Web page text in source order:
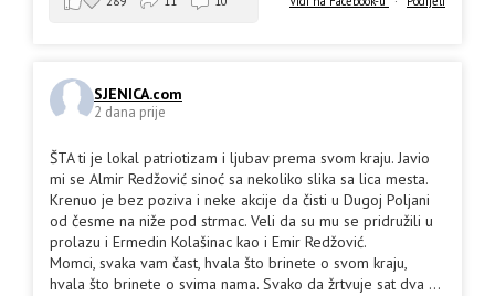
SJENICA.com
2 dana prije
ŠTA ti je lokal patriotizam i ljubav prema svom kraju. Javio
mi se Almir Redžović sinoć sa nekoliko slika sa lica mesta.
Krenuo je bez poziva i neke akcije da čisti u Dugoj Poljani
od česme na niže pod strmac. Veli da su mu se pridružili u
prolazu i Ermedin Kolašinac kao i Emir Redžović.
Momci, svaka vam čast, hvala što brinete o svom kraju,
hvala što brinete o svima nama. Svako da žrtvuje sat dva ...